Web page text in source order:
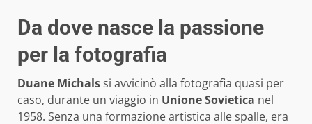
Da dove nasce la passione
per la fotografia
Duane Michalssi avvicinò alla fotografia quasi per
caso, durante un viaggio in Unione Sovietica nel
1958. Senza una formazione artistica alle spalle, era